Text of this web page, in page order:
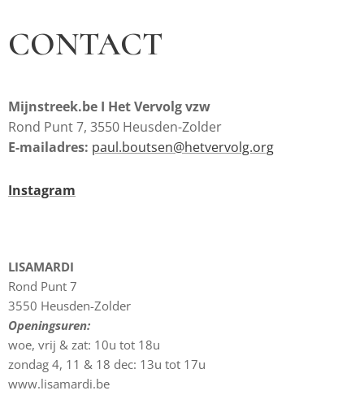
CONTACT
Mijnstreek.be I Het Vervolg vzw
Rond Punt 7, 3550 Heusden-Zolder
E-mailadres: paul.boutsen@hetvervolg.org
Instagram
LISAMARDI
Rond Punt 7
3550 Heusden-Zolder
Openingsuren:
woe, vrij & zat: 10u tot 18u
zondag 4, 11 & 18 dec: 13u tot 17u
www.lisamardi.be